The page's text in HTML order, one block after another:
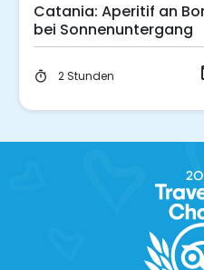
Catania: Aperitif an
bei Sonnenuntergang
timer 2 Stunden